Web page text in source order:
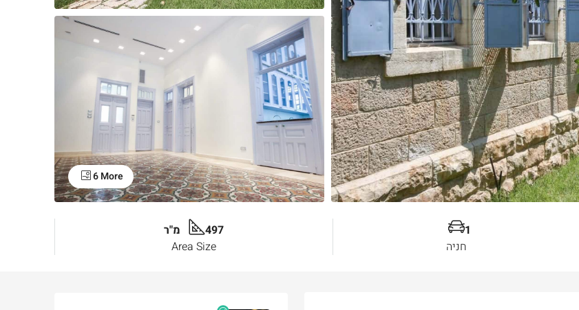
6 More
1
חניה
497 מ"ר
Area Size